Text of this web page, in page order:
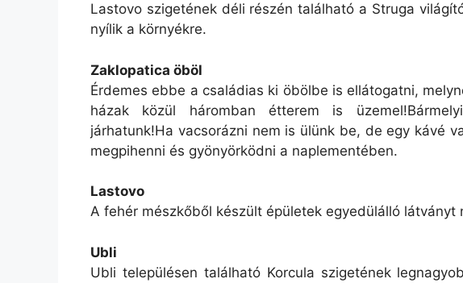
Lastovo szigetének déli részén található a Struga
nyílik a környékre.
Zaklopatica öböl
Érdemes ebbe a családias ki öbölbe is ellátogatni,
házak közül háromban étterem is
járhatunk!Ha vacsorázni nem is ülünk be, de egy kávé
megpihenni és gyönyörködni a naplementében.
Lastovo
A fehér mészkőből készült épületek egyedülálló látványt
Ubli
Ubli településen található Korcula szigetének